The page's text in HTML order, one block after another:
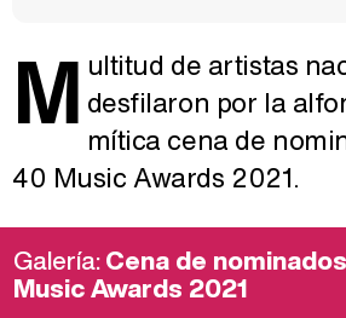
M ultitud de artistas
desfilaron por la
mítica cena de
40 Music Awards 2021.
Galería:Cena de
Music Awards 2021